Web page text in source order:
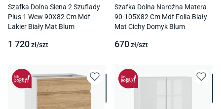
Szafka Dolna Siena 2 Szuflady
Plus 1 Wew 90X82 Cm Mdf
Lakier Biały Mat Blum
1 720zł/szt
Szafka Dolna Narożna Matera
90-105X82 Cm Mdf Folia Biały
Mat Cichy Domyk Blum
670zł/szt